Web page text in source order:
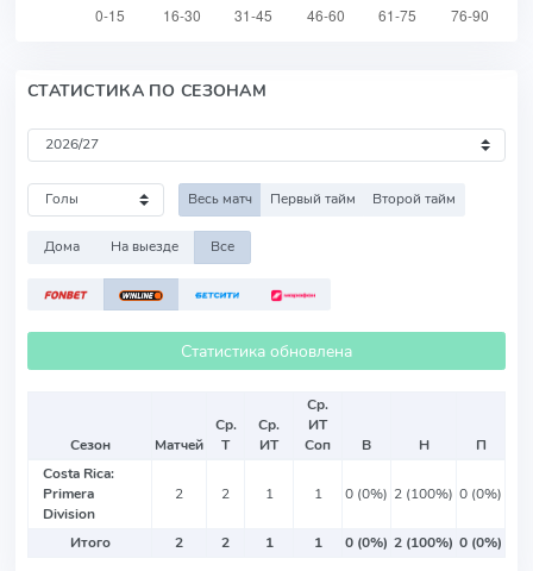
СТАТИСТИКА ПО СЕЗОНАМ
Весь матч Первый тайм Второй тайм
Дома На выезде Все
Статистика обновлена
Сезон Матчей
Ср.
Т
Ср.
ИТ
Ср.
ИТ
Соп
В Н
П
Costa Rica:
Primera
Division
2 2 1 1 0 (0%) 2 (100%) 0 (0%)
Итого 2 2 1 1 0 (0%) 2 (100%) 0 (0%)